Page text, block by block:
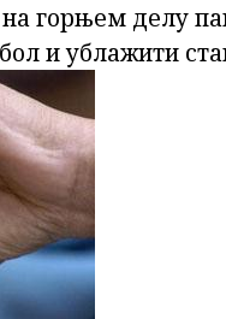
горњем делу
и ублажити